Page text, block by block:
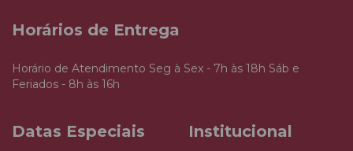
Horários de Entrega
Horário de Atendimento Seg à Sex - 7h às 18h Sáb e
Feriados - 8h às 16h
Datas Especiais Institucional